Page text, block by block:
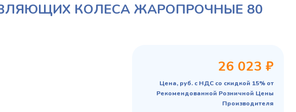
КОЛЕСА ЖАРОПРОЧНЫЕ 80
26 023 ₽
Цена, руб. с НДС со скидкой 15% от
Рекомендованной Розничной Цены
Производителя